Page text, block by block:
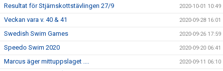
Resultat för Stjärnskottstävlingen 27/9 2020-10-01 10:49
Veckan vara v. 40 & 41 2020-09-28 16:01
Swedish Swim Games 2020-09-26 17:59
Speedo Swim 2020 2020-09-20 06:41
Marcus äger mittuppslaget .... 2020-09-11 06:10